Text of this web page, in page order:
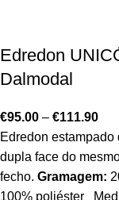
Edredon
Dalmodal
€95.00 – €111.90
Edredon
dupla face do
fecho. Gramagem:
100% poliéster